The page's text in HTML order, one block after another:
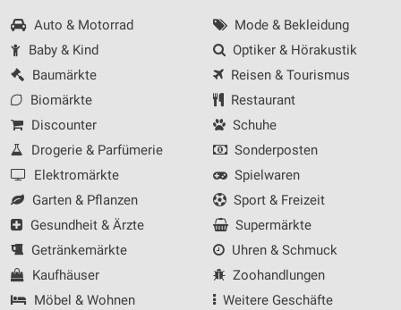
Auto & Motorrad
Baby & Kind
Baumärkte
Biomärkte
Discounter
Drogerie & Parfümerie
Elektromärkte
Garten & Pflanzen
Gesundheit & Ärzte
Getränkemärkte
Kaufhäuser
Möbel & Wohnen
Mode & Bekleidung
Optiker & Hörakustik
Reisen & Tourismus
Restaurant
Schuhe
Sonderposten
Spielwaren
Sport & Freizeit
Supermärkte
Uhren & Schmuck
Zoohandlungen
Weitere Geschäfte